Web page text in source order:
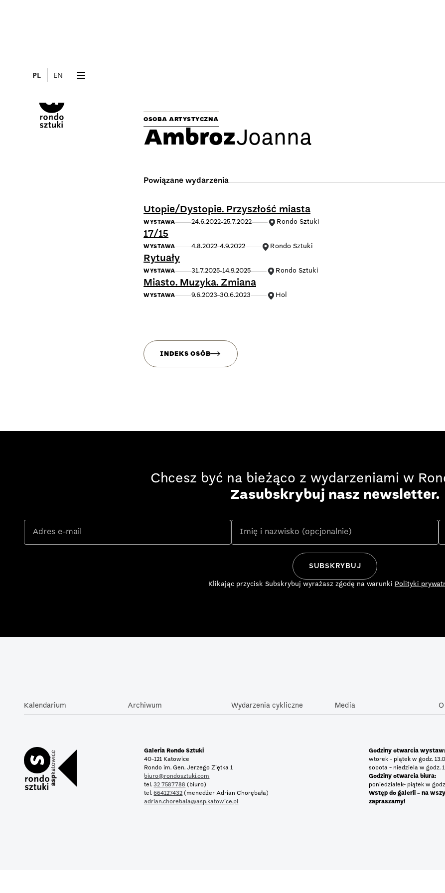
PL EN
OSOBA ARTYSTYCZNA
AmbrozJoanna
Powiązane wydarzenia
Utopie/Dystopie. Przyszłość miasta
WYSTAWA 24.6.2022 25.7.2022 Rondo Sztuki
17/15
WYSTAWA 4.8.2022 4.9.2022 Rondo Sztuki
Rytuały
WYSTAWA 31.7.2025 14.9.2025 Rondo Sztuki
Miasto. Muzyka. Zmiana
WYSTAWA 9.6.2023 30.6.2023 Hol
INDEKS OSÓB
Chcesz być na bieżąco z wydarzeniami w
Zasubskrybuj nasz newsletter.
Klikając przycisk Subskrybuj wyrażasz zgodę na warunki Polityki
Kalendarium Archiwum Wydarzenia cykliczne Media
Galeria Rondo Sztuki
40-121 Katowice
Rondo im. Gen. Jerzego Ziętka 1
biuro@rondosztuki.com
tel.32 7587788 (biuro)
tel.664127432 (menedżer Adrian Chorębała)
adrian.chorebala@asp.katowice.pl
Godziny otwarcia wystaw:
wtorek - piątek w godz.
sobota - niedziela w godz.
Godziny otwarcia biura:
poniedziałek- piątek w
Wstęp do galerii - na
zapraszamy!